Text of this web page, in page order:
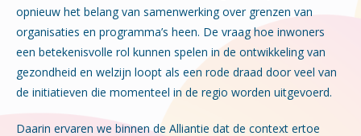
opnieuw het belang van samenwerking over grenzen van
organisaties en programma’s heen. De vraag hoe inwoners
een betekenisvolle rol kunnen spelen in de ontwikkeling van
gezondheid en welzijn loopt als een rode draad door veel van
de initiatieven die momenteel in de regio worden uitgevoerd.
Daarin ervaren we binnen de Alliantie dat de context ertoe